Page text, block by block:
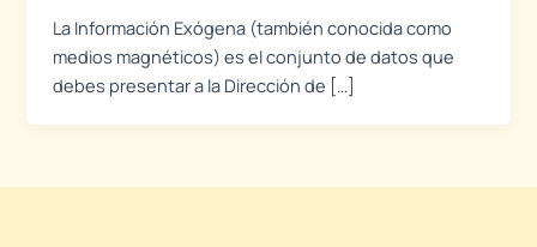
La Información Exógena (también conocida como
medios magnéticos) es el conjunto de datos que
debes presentar a la Dirección de […]